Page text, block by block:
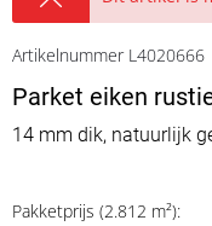
Artikelnummer L4020666
Parket eiken
14 mm dik, natuurlijk
Pakketprijs (2.812 m²):